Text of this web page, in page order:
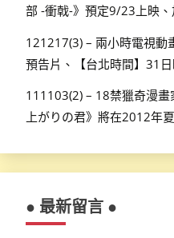
部 -衝戟-》預定9/23上映、
121217(3) – 兩小時電視動
預告片、【台北時間】31
111103(2) – 18禁獵奇漫
上がりの君》將在2012年
● 最新留言 ●